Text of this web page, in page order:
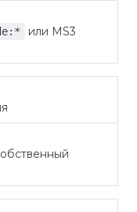
или MS3